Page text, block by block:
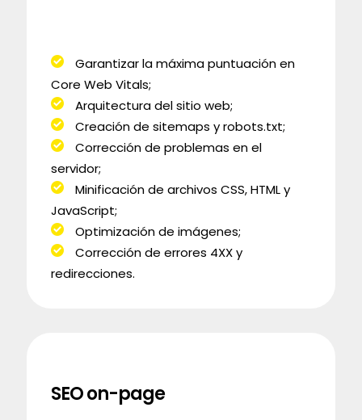
Garantizar la máxima puntuación en
Core Web Vitals;
Arquitectura del sitio web;
Creación de sitemaps y robots.txt;
Corrección de problemas en el
servidor;
Minificación de archivos CSS, HTML y
JavaScript;
Optimización de imágenes;
Corrección de errores 4XX y
redirecciones.
SEO on-page